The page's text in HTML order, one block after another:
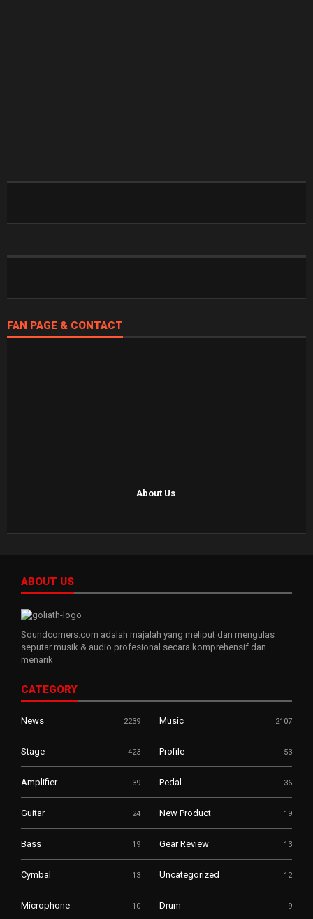
FAN PAGE & CONTACT
About Us
ABOUT US
Soundcorners.com adalah majalah yang meliput dan mengulas
seputar musik & audio profesional secara komprehensif dan
menarik
CATEGORY
News 2239 Music 2107
Stage 423 Profile 53
Amplifier 39 Pedal 36
Guitar 24 New Product 19
Bass 19 Gear Review 13
Cymbal 13 Uncategorized 12
Microphone 10 Drum 9